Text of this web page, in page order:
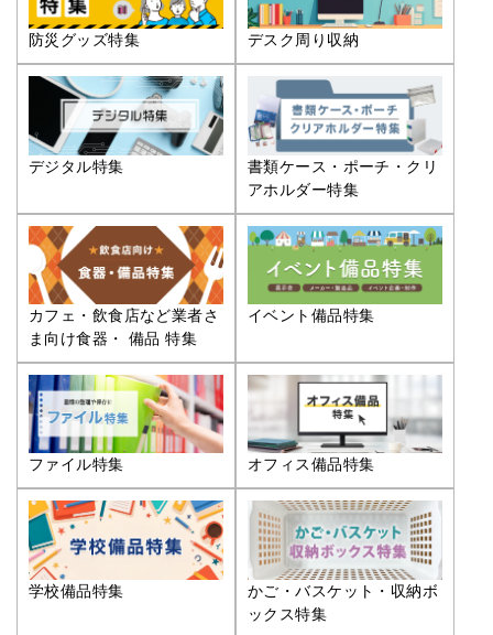
防災グッズ特集 デスク周り収納
デジタル特集
書類ケース・ポーチ・クリ
アホルダー特集
カフェ・飲食店など業者さ
ま向け食器・ 備品 特集
イベント備品特集
ファイル特集 オフィス備品特集
学校備品特集
かご・バスケット・収納ボ
ックス特集